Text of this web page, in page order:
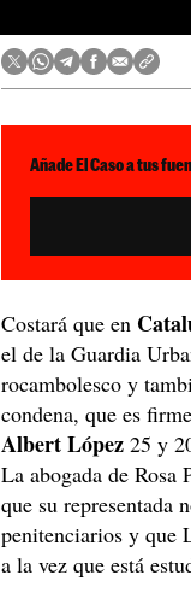
Añade El Caso a tus
Costará que en
el de la Guardia
rocambolesco y
condena, que es
Albert López 25 y
La abogada de Rosa
que su representada
penitenciarios y que
a la vez que está